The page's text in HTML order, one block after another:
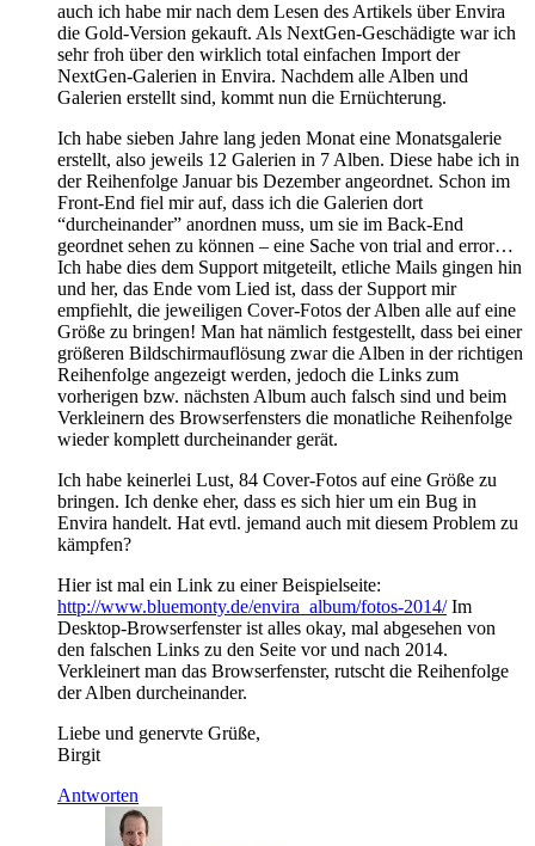
auch ich habe mir nach dem Lesen des Artikels über Envira
die Gold-Version gekauft. Als NextGen-Geschädigte war ich
sehr froh über den wirklich total einfachen Import der
NextGen-Galerien in Envira. Nachdem alle Alben und
Galerien erstellt sind, kommt nun die Ernüchterung.
Ich habe sieben Jahre lang jeden Monat eine Monatsgalerie
erstellt, also jeweils 12 Galerien in 7 Alben. Diese habe ich in
der Reihenfolge Januar bis Dezember angeordnet. Schon im
Front-End fiel mir auf, dass ich die Galerien dort
“durcheinander” anordnen muss, um sie im Back-End
geordnet sehen zu können – eine Sache von trial and error…
Ich habe dies dem Support mitgeteilt, etliche Mails gingen hin
und her, das Ende vom Lied ist, dass der Support mir
empfiehlt, die jeweiligen Cover-Fotos der Alben alle auf eine
Größe zu bringen! Man hat nämlich festgestellt, dass bei einer
größeren Bildschirmauflösung zwar die Alben in der richtigen
Reihenfolge angezeigt werden, jedoch die Links zum
vorherigen bzw. nächsten Album auch falsch sind und beim
Verkleinern des Browserfensters die monatliche Reihenfolge
wieder komplett durcheinander gerät.
Ich habe keinerlei Lust, 84 Cover-Fotos auf eine Größe zu
bringen. Ich denke eher, dass es sich hier um ein Bug in
Envira handelt. Hat evtl. jemand auch mit diesem Problem zu
kämpfen?
Hier ist mal ein Link zu einer Beispielseite:
http://www.bluemonty.de/envira_album/fotos-2014/Im
Desktop-Browserfenster ist alles okay, mal abgesehen von
den falschen Links zu den Seite vor und nach 2014.
Verkleinert man das Browserfenster, rutscht die Reihenfolge
der Alben durcheinander.
Liebe und genervte Grüße,
Birgit
Antworten